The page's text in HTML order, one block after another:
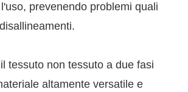
prevenendo problemi quali
tessuto non tessuto a due fasi
altamente versatile e